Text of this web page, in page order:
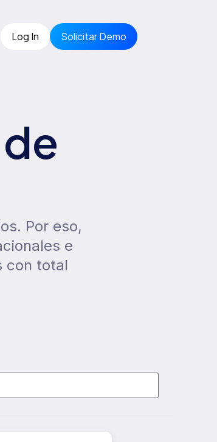
Log In Solicitar Demo
Por eso,
e
con total